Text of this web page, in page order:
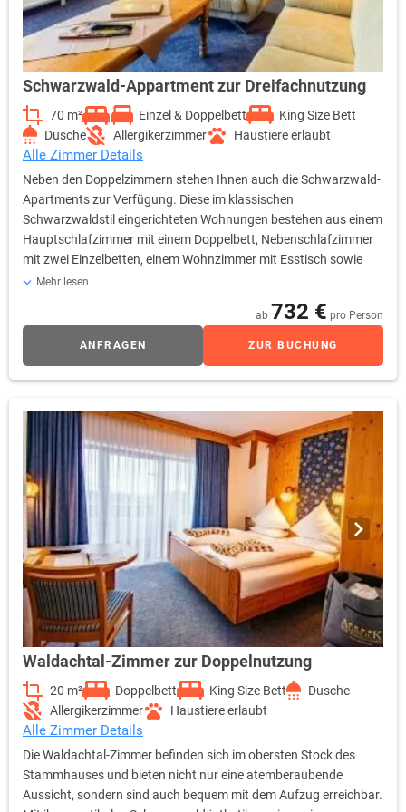
Schwarzwald-Appartment zur Dreifachnutzung
70 m² Einzel & Doppelbett
King Size Bett
Dusche
Allergikerzimmer Haustiere erlaubt
Alle Zimmer Details
Neben den Doppelzimmern stehen Ihnen auch die Schwarzwald-
Apartments zur Verfügung. Diese im klassischen
Schwarzwaldstil eingerichteten Wohnungen bestehen aus einem
Hauptschlafzimmer mit einem Doppelbett, Nebenschlafzimmer
mit zwei Einzelbetten, einem Wohnzimmer mit Esstisch sowie
einem Bad mit WC. Die einladende Atmosphäre und der
Ruhe und Entspannung. Diese Zimmer sind besonders geeignet
für Familien mit Kindern oder Gruppen mit bis zu vier Personen.
cm x 200 cm) und Neben-Schlafzimmer mit zwei Einzelbetten
separater Sitzecke, 2x Balkon mit Gartenmöbeln, Süd-, Ost-,
West- und Nordlage1., 2. und 3. Stock im Stammhaus, Minibar
(nicht inklusive), Flachbild-TV mit Radio im Wohnzimmer, W-Lan,
Zimmertelefon, Safe, Schreibtisch, Polstersessel, Sofa mit Tisch,
Aufzug, Separate Sitzecke mit großem Tisch, Bad mit Dusche
und WC, Spiegel, Kosmetikspiegel und Haartrockner, Die
wichtigsten Hygieneartikel, Handtuchwärmer,
Nichtraucherzimmer, Kleiderschrank, Digitales Zimmerschloss
mit Nicht-Stören-Funktion und alle Inklusivleistungen.
Mehr lesen
ab 732 € pro Person
ANFRAGEN ZUR BUCHUNG
Waldachtal-Zimmer zur Doppelnutzung
20 m² Doppelbett King Size Bett
Dusche
Allergikerzimmer
Haustiere erlaubt
Alle Zimmer Details
Die Waldachtal-Zimmer befinden sich im obersten Stock des
Stammhauses und bieten nicht nur eine atemberaubende
Aussicht, sondern sind auch bequem mit dem Aufzug erreichbar.